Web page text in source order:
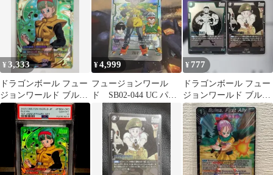
¥3,333
ドラゴンボール フュー
ジョンワールド ブル
マ fb04-068
¥4,999
フュージョンワール
ド SB02-044 UC パラ
レル ブルマ
¥ 777
ドラゴンボール フュー
ジョンワールド ブルマ
2枚セット